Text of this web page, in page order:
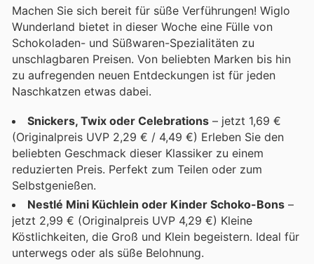
Machen Sie sich bereit für süße Verführungen! Wiglo
Wunderland bietet in dieser Woche eine Fülle von
Schokoladen- und Süßwaren-Spezialitäten zu
unschlagbaren Preisen. Von beliebten Marken bis hin
zu aufregenden neuen Entdeckungen ist für jeden
Naschkatzen etwas dabei.
Snickers, Twix oder Celebrations – jetzt 1,69 €
(Originalpreis UVP 2,29 € / 4,49 €) Erleben Sie den
beliebten Geschmack dieser Klassiker zu einem
reduzierten Preis. Perfekt zum Teilen oder zum
Selbstgenießen.
Nestlé Mini Küchlein oder Kinder Schoko-Bons –
jetzt 2,99 € (Originalpreis UVP 4,29 €) Kleine
Köstlichkeiten, die Groß und Klein begeistern. Ideal für
unterwegs oder als süße Belohnung.